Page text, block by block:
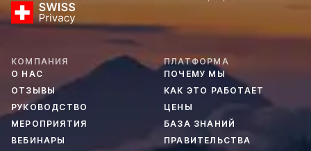
КОМПАНИЯ
О НАС
ОТЗЫВЫ
РУКОВОДСТВО
МЕРОПРИЯТИЯ
ВЕБИНАРЫ
ПЛАТФОРМА
ПОЧЕМУ МЫ
КАК ЭТО РАБОТАЕТ
ЦЕНЫ
БАЗА ЗНАНИЙ
ПРАВИТЕЛЬСТВА